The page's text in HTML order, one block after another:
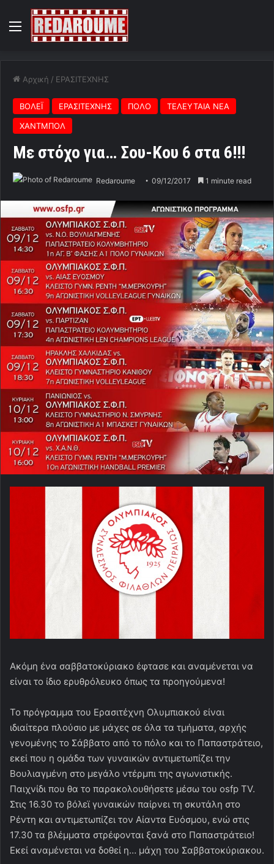
Menu
Αρχική / ΕΡΑΣΙΤΕΧΝΗΣ
ΒΟΛΕΪ ΕΡΑΣΙΤΕΧΝΗΣ ΠΟΛΟ
ΤΕΛΕΥΤΑΙΑ ΝΕΑ
ΧΑΝΤΜΠΟΛ
Με στόχο για… Σου-Κου 6 στα 6!!!
Redaroume 09/12/2017 1 minute read
Ακόμη ένα σαββατοκύριακο έφτασε και αναμένεται να
είναι το ίδιο ερυθρόλευκο όπως τα προηγούμενα!
Το πρόγραμμα του Ερασιτέχνη Ολυμπιακού είναι
ιδιαίτερα πλούσιο με μάχες σε όλα τα τμήματα, αρχής
γενομένης το Σάββατο από το πόλο και το Παπαστράτειο,
εκεί που η ομάδα των γυναικών αντιμετωπίζει την
Βουλιαγμένη στο μεγάλο ντέρμπι της αγωνιστικής.
Παιχνίδι που θα το παρακολουθήσετε μέσω του osfp TV.
Στις 16.30 το βόλεϊ γυναικών παίρνει τη σκυτάλη στο
Ρέντη και αντιμετωπίζει τον Αίαντα Ευόσμου, ενώ στις
17.30 τα βλέμματα στρέφονται ξανά στο Παπαστράτειο!
Εκεί αναμένεται να δοθεί η… μάχη του Σαββατοκύριακου.